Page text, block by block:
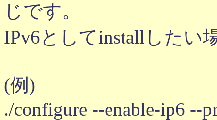
じです。
IPv6としてinstallしたい
(例)
./configure --enable-ip6 --